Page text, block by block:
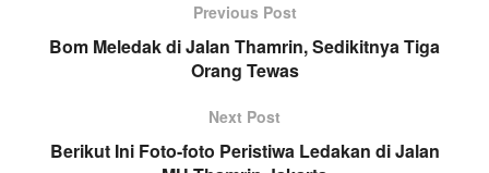
Previous Post
Bom Meledak di Jalan Thamrin, Sedikitnya Tiga
Orang Tewas
Next Post
Berikut Ini Foto-foto Peristiwa Ledakan di Jalan